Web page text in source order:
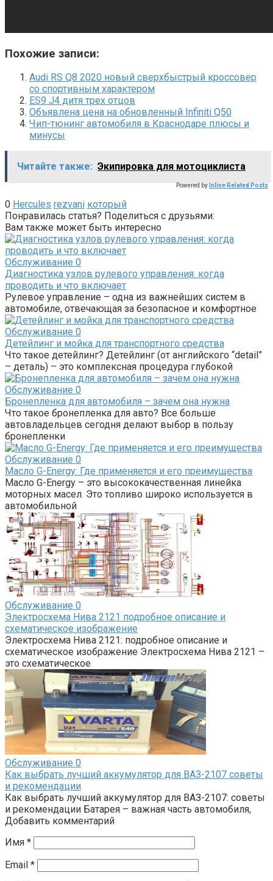
Похожие записи:
Audi RS Q8 2020 новый сверхбыстрый кроссовер
со спортивным характером
ES9 J4 дитя трех отцов
Объявлена цена на обновленный Infiniti Q50
Чип-тюнинг автомобиля в Краснодаре плюсы и
минусы
Читайте также: Экипировка для мотоциклиста
Powered by Inline Related Posts
0 Hercules rezvani который
Понравилась статья? Поделиться с друзьями:
Вам также может быть интересно
Обслуживание 0
Диагностика узлов рулевого управления: когда
проводить и что включает
Рулевое управление – одна из важнейших систем в
автомобиле, отвечающая за безопасное и комфортное
Обслуживание 0
Детейлинг и мойка для транспортного средства
Что такое детейлинг? Детейлинг (от английского “detail”
– деталь) – это комплексная процедура глубокой
Обслуживание 0
Бронепленка для автомобиля – зачем она нужна
Что такое бронепленка для авто? Все больше
автовладельцев сегодня делают выбор в пользу
бронепленки
Обслуживание 0
Масло G-Energy: Где применяется и его преимущества
Масло G-Energy – это высококачественная линейка
моторных масел. Это топливо широко используется в
автомобильной
Обслуживание 0
Электросхема Нива 2121 подробное описание и
схематическое изображение
Электросхема Нива 2121: подробное описание и
схематическое изображение Электросхема Нива 2121 –
это схематическое
Обслуживание 0
Как выбрать лучший аккумулятор для ВАЗ-2107 советы
и рекомендации
Как выбрать лучший аккумулятор для ВАЗ-2107: советы
и рекомендации Батарея – важная часть автомобиля,
Добавить комментарий
Имя *
Email *